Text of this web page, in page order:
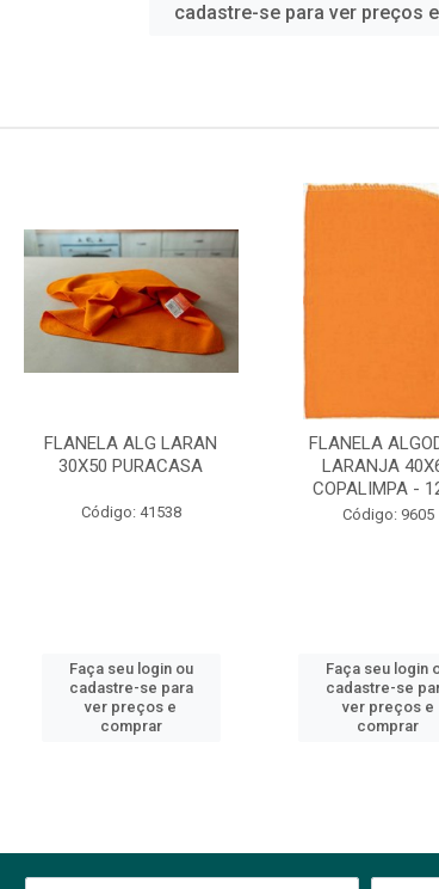
cadastre-se para ver preços
FLANELA ALG LARAN
30X50 PURACASA
Código: 41538
Faça seu login ou
cadastre-se para
ver preços e
comprar
FLANELA
LARANJA
COPALIMPA -
Código: 9605
Faça seu login
cadastre-se
ver preços e
comprar